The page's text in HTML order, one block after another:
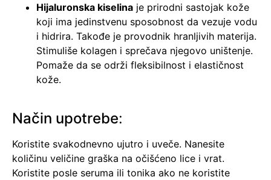
Hijaluronska kiselina je prirodni sastojak kože
koji ima jedinstvenu sposobnost da vezuje vodu
i hidrira. Takođe je provodnik hranljivih materija.
Stimuliše kolagen i sprečava njegovo uništenje.
Pomaže da se održi fleksibilnost i elastičnost
kože.
Način upotrebe:
Koristite svakodnevno ujutro i uveče. Nanesite
količinu veličine graška na očišćeno lice i vrat.
Koristite posle seruma ili tonika ako ne koristite